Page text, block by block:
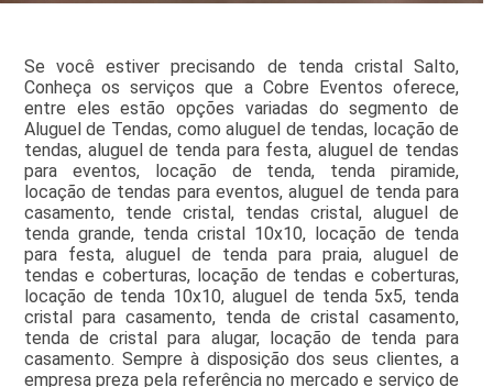
Se você estiver precisando de tenda cristal Salto,
Conheça os serviços que a Cobre Eventos oferece,
entre eles estão opções variadas do segmento de
Aluguel de Tendas, como aluguel de tendas, locação de
tendas, aluguel de tenda para festa, aluguel de tendas
para eventos, locação de tenda, tenda piramide,
locação de tendas para eventos, aluguel de tenda para
casamento, tende cristal, tendas cristal, aluguel de
tenda grande, tenda cristal 10x10, locação de tenda
para festa, aluguel de tenda para praia, aluguel de
tendas e coberturas, locação de tendas e coberturas,
locação de tenda 10x10, aluguel de tenda 5x5, tenda
cristal para casamento, tenda de cristal casamento,
tenda de cristal para alugar, locação de tenda para
casamento. Sempre à disposição dos seus clientes, a
empresa preza pela referência no mercado e serviço de